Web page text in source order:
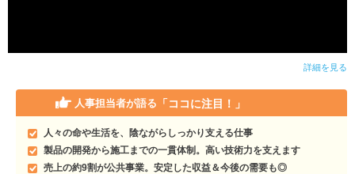
詳細を見る
人事担当者が語る 「ココに注目！」
人々の命や生活を、陰ながらしっかり支える仕事
製品の開発から施工までの一貫体制。高い技術力を支えます
売上の約9割が公共事業。安定した収益＆今後の需要も◎